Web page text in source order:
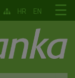
☰
HR EN